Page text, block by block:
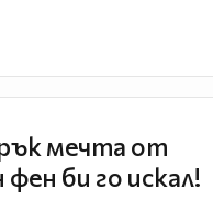
мечта от
би го искал!